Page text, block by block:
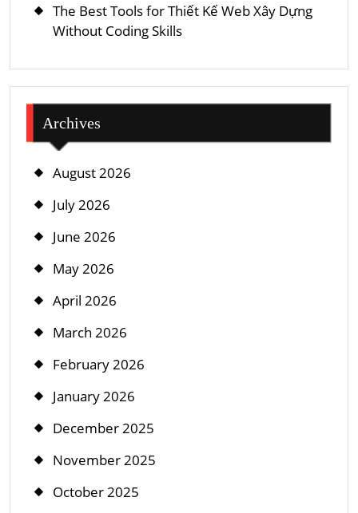
The Best Tools for Thiết Kế Web Xây Dựng
Without Coding Skills
Archives
August 2026
July 2026
June 2026
May 2026
April 2026
March 2026
February 2026
January 2026
December 2025
November 2025
October 2025